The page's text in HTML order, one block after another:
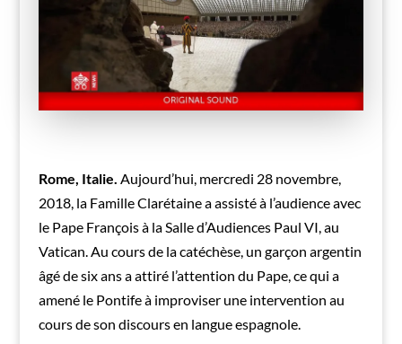
Rome, Italie. Aujourd’hui, mercredi 28 novembre,
2018, la Famille Clarétaine a assisté à l’audience avec
le Pape François à la Salle d’Audiences Paul VI, au
Vatican. Au cours de la catéchèse, un garçon argentin
âgé de six ans a attiré l’attention du Pape, ce qui a
amené le Pontife à improviser une intervention au
cours de son discours en langue espagnole.